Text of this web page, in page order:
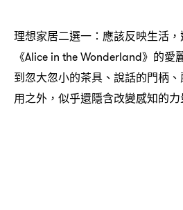
理想家居二選一 ： 應該反映生活 ，
《Alice in the Wonderland》的愛
到忽大忽小的茶具、說話的門柄
用之外 ， 似乎還隱含改變感知的力